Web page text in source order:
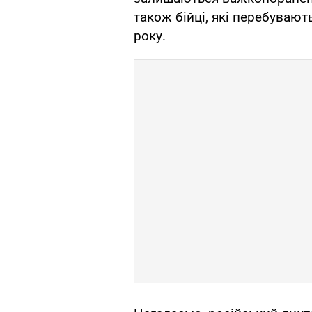
також бійці, які
року.